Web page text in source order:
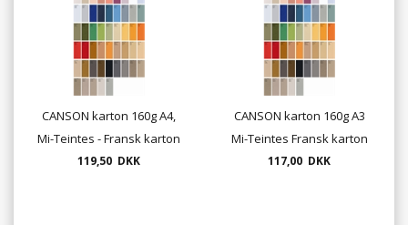
CANSON karton 160g A4,
Mi-Teintes - Fransk karton
(pakkesalg med 25 ark)
119,50 DKK
CANSON karton 160g A3
Mi-Teintes Fransk karton
(pakkesalg med 10 ark)
117,00 DKK